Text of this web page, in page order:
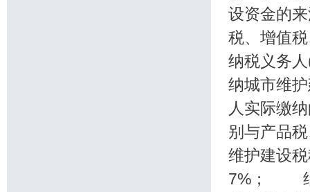
设资金的
税、增值
纳税义务
纳城市维
人实际缴
别与产品
维护建设
7%； 纳